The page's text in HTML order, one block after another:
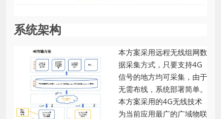
系统架构
本方案采用远程无线组网数
据采集方式，只要支持4G
信号的地方均可采集，由于
无需布线，系统部署简单。
本方案采用的4G无线技术
为当前应用最广的广域物联